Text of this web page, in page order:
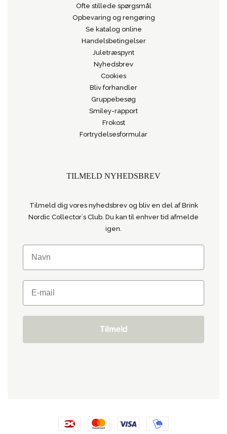
Ofte stillede spørgsmål
Opbevaring og rengøring
Se katalog online
Handelsbetingelser
Juletræspynt
Nyhedsbrev
Cookies
Bliv forhandler
Gruppebesøg
Smiley-rapport
Frokost
Fortrydelsesformular
TILMELD NYHEDSBREV
Tilmeld dig vores nyhedsbrev og bliv en del af Brink
Nordic Collector´s Club. Du kan til enhver tid afmelde
igen.
Tilmeld